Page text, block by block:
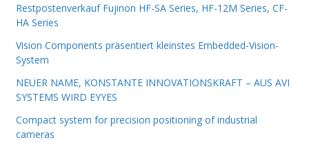
Restpostenverkauf Fujinon HF-SA Series, HF-12M Series, CF-
HA Series
Vision Components präsentiert kleinstes Embedded-Vision-
System
NEUER NAME, KONSTANTE INNOVATIONSKRAFT – AUS AVI
SYSTEMS WIRD EYYES
Compact system for precision positioning of industrial
cameras